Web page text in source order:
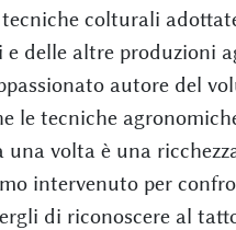
colturali
e delle altre produzioni
autore del
le tecniche
volta è una
intervenuto per
di riconoscere al